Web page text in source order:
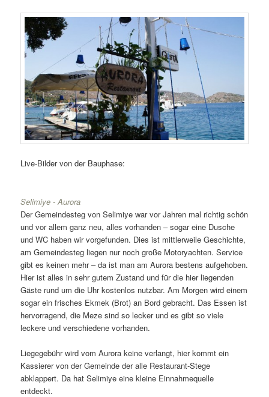
Live-Bilder von der Bauphase:
Selimiye - Aurora
Der Gemeindesteg von Selimiye war vor Jahren mal richtig schön
und vor allem ganz neu, alles vorhanden – sogar eine Dusche
und WC haben wir vorgefunden. Dies ist mittlerweile Geschichte,
am Gemeindesteg liegen nur noch große Motoryachten. Service
gibt es keinen mehr – da ist man am Aurora bestens aufgehoben.
Hier ist alles in sehr gutem Zustand und für die hier liegenden
Gäste rund um die Uhr kostenlos nutzbar. Am Morgen wird einem
sogar ein frisches Ekmek (Brot) an Bord gebracht. Das Essen ist
hervorragend, die Meze sind so lecker und es gibt so viele
leckere und verschiedene vorhanden.
Liegegebühr wird vom Aurora keine verlangt, hier kommt ein
Kassierer von der Gemeinde der alle Restaurant-Stege
abklappert. Da hat Selimiye eine kleine Einnahmequelle
entdeckt.